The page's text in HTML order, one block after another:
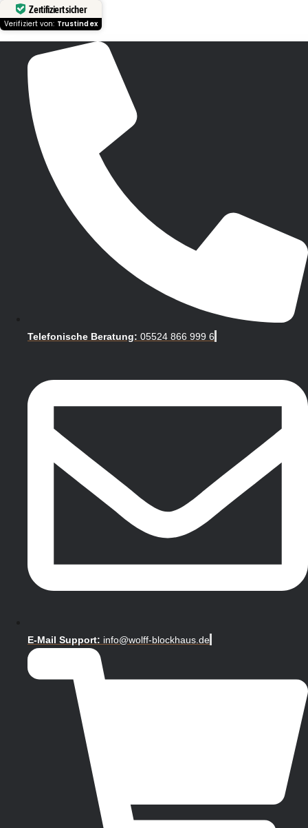
Zertifiziert sicher
Verifiziert von: Trustindex
Telefonische Beratung: 05524 866 999 6
E-Mail Support: info@wolff-blockhaus.de